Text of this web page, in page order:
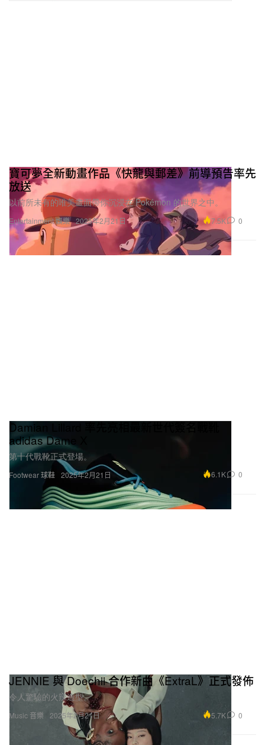
Entertainment 娛樂
寶可夢全新動畫作品《快龍與郵差》前導預告率先
放送
以前所未有的唯美畫面帶你沉浸在 Pokémon 的世界之中。
2025年2月21日 7.5K 0
Footwear 球鞋
Damian Lillard 率先亮相最新世代簽名戰靴
adidas Dame X
第十代戰靴正式登場。
2025年2月21日 6.1K 0
Music 音樂
JENNIE 與 Doechii 合作新曲《ExtraL》正式發佈
令人驚驗的火辣造型。
2025年2月21日 5.7K 0